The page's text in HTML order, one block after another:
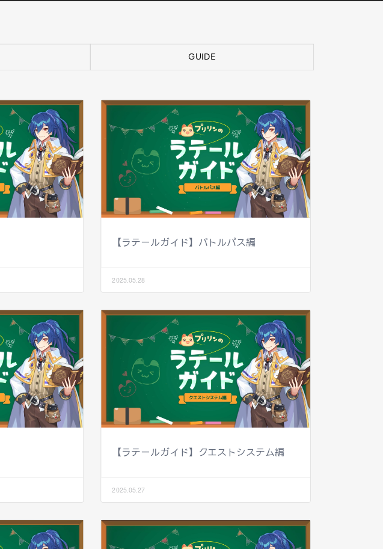
GUIDE
【ラテールガイド】バトルパス編
2025.05.28
【ラテールガイド】クエストシステム編
2025.05.27